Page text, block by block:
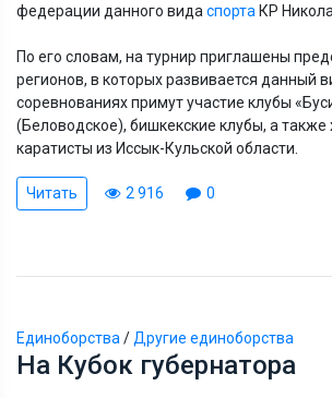
федерации данного вида спорта КР
По его словам, на турнир приглашены
регионов, в которых развивается данный
соревнованиях примут участие клубы
(Беловодское), бишкекские клубы, а также
каратисты из Иссык-Кульской области.
Читать 2 916 0
Единоборства / Другие единоборства
На Кубок губернатора